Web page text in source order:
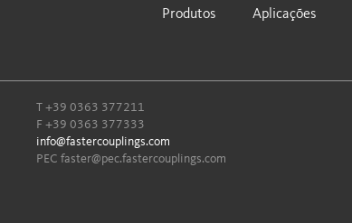
Produtos Aplicações
T +39 0363 377211
F +39 0363 377333
info@fastercouplings.com
PEC faster@pec.fastercouplings.com